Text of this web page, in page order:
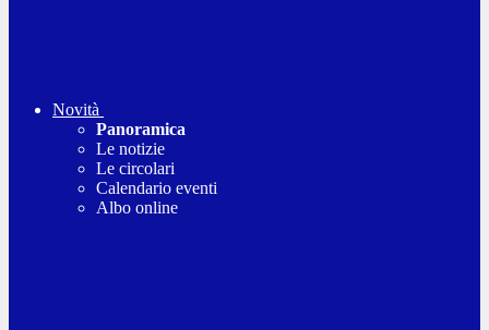
Novità
Panoramica
Le notizie
Le circolari
Calendario eventi
Albo online